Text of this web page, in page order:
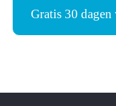
Gratis 30